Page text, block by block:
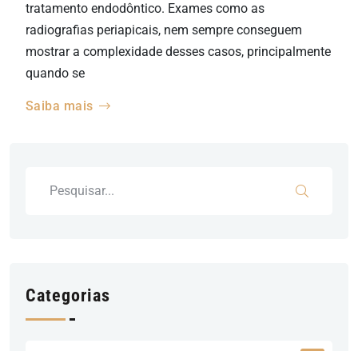
tratamento endodôntico. Exames como as
radiografias periapicais, nem sempre conseguem
mostrar a complexidade desses casos, principalmente
quando se
Saiba mais
Categorias